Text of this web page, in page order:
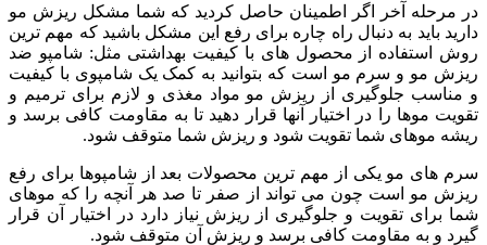
در مرحله آخر اگر اطمینان حاصل کردید که شما مشکل ریزش مو
دارید باید به دنبال راه چاره برای رفع این مشکل باشید که مهم ترین
روش استفاده از محصول های با کیفیت بهداشتی مثل: شامپو ضد
ریزش مو و سرم مو است که بتوانید به کمک یک شامپوی با کیفیت
و مناسب جلوگیری از ریزش مو مواد مغذی و لازم برای ترمیم و
تقویت موها را در اختیار آنها قرار دهید تا به مقاومت کافی برسد و
ریشه موهای شما تقویت شود و ریزش شما متوقف شود.
سرم های مو یکی از مهم ترین محصولات بعد از شامپوها برای رفع
ریزش مو است چون می تواند از صفر تا صد هر آنچه را که موهای
شما برای تقویت و جلوگیری از ریزش نیاز دارد در اختیار آن قرار
گیرد و به مقاومت کافی برسد و ریزش آن متوقف شود.